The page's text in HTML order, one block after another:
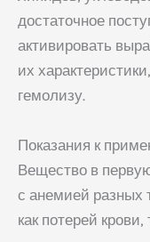
достаточное
активировать
их
гемолизу.
Показания к
Вещество в
с анемией разных
как потерей